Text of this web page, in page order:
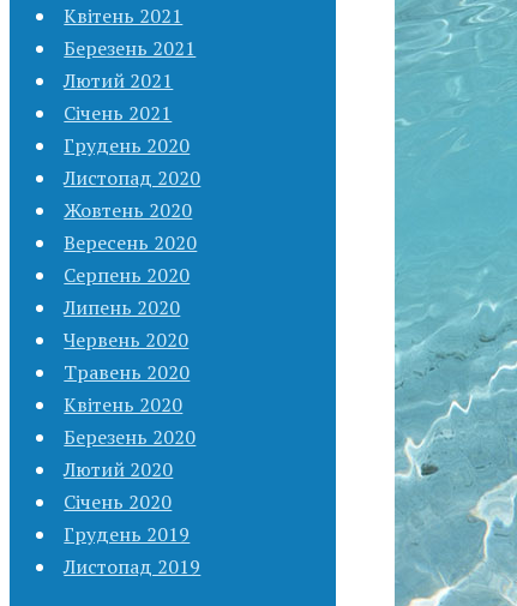
Квітень 2021
Березень 2021
Лютий 2021
Січень 2021
Грудень 2020
Листопад 2020
Жовтень 2020
Вересень 2020
Серпень 2020
Липень 2020
Червень 2020
Травень 2020
Квітень 2020
Березень 2020
Лютий 2020
Січень 2020
Грудень 2019
Листопад 2019